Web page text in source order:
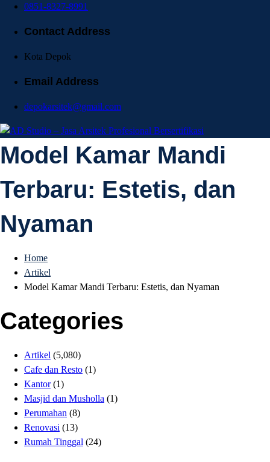
0851-8327-8991
Contact Address
Kota Depok
Email Address
depokarsitek@gmail.com
AD Studio – Jasa
Arsitek Profesional
Bersertifikasi
AD Studio – Jasa Arsitek Profesional Bersertifikasi
Model Kamar Mandi
Terbaru: Estetis, dan
Nyaman
Home
Artikel
Model Kamar Mandi Terbaru: Estetis, dan Nyaman
Categories
Artikel (5,080)
Cafe dan Resto (1)
Kantor(1)
Masjid dan Musholla (1)
Perumahan (8)
Renovasi (13)
Rumah Tinggal (24)